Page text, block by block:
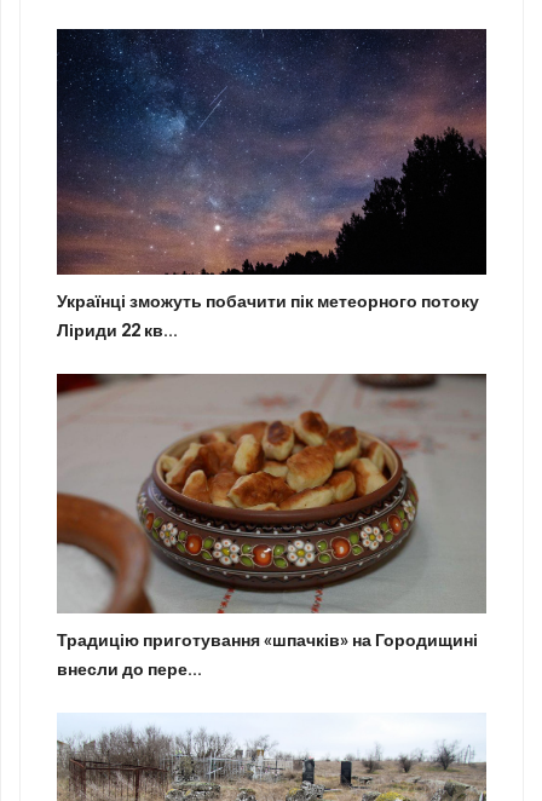
Українці зможуть побачити пік метеорного потоку
Ліриди 22 кв...
Традицію приготування «шпачків» на Городищині
внесли до пере...